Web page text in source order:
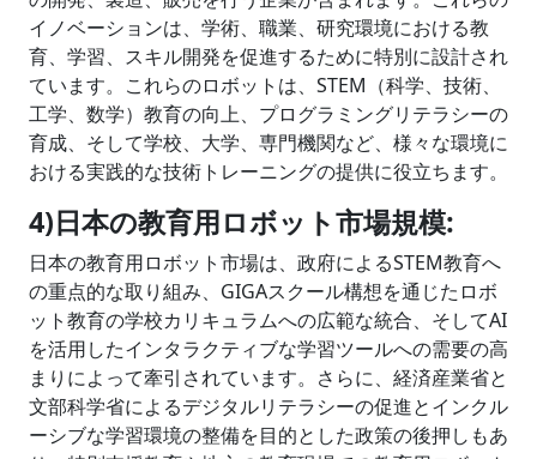
イノベーションは、学術、職業、研究環境における教
育、学習、スキル開発を促進するために特別に設計され
ています。これらのロボットは、STEM（科学、技術、
工学、数学）教育の向上、プログラミングリテラシーの
育成、そして学校、大学、専門機関など、様々な環境に
おける実践的な技術トレーニングの提供に役立ちます。
4)日本の教育用ロボット市場規模:
日本の教育用ロボット市場は、政府によるSTEM教育へ
の重点的な取り組み、GIGAスクール構想を通じたロボ
ット教育の学校カリキュラムへの広範な統合、そしてAI
を活用したインタラクティブな学習ツールへの需要の高
まりによって牽引されています。さらに、経済産業省と
文部科学省によるデジタルリテラシーの促進とインクル
ーシブな学習環境の整備を目的とした政策の後押しもあ